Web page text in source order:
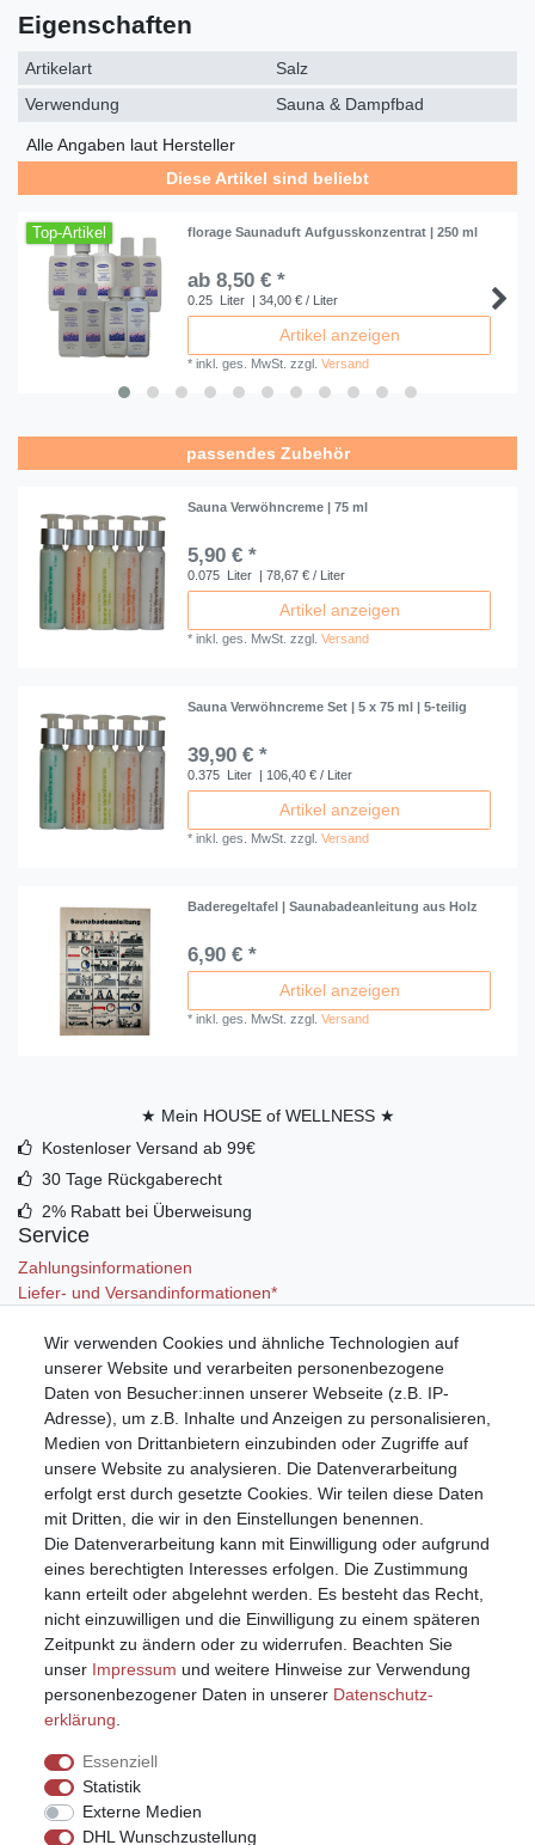
Eigenschaften
Artikelart
Salz
Verwendung
Sauna & Dampfbad
Alle Angaben laut Hersteller
Diese Artikel sind beliebt
Top-Artikel florage Saunaduft Aufgusskonzentrat | 250 ml
ab 8,50 € *
0.25 Liter | 34,00 € / Liter
Artikel anzeigen
*inkl. ges. MwSt. zzgl.Versand
passendes Zubehör
Sauna Verwöhncreme | 75 ml
5,90 € *
0.075 Liter | 78,67 € / Liter
Artikel anzeigen
*inkl. ges. MwSt. zzgl.Versand
Sauna Verwöhncreme Set | 5 x 75 ml | 5-teilig
39,90 € *
0.375 Liter | 106,40 € / Liter
Artikel anzeigen
*inkl. ges. MwSt. zzgl.Versand
Baderegeltafel | Saunabadeanleitung aus Holz
6,90 € *
Artikel anzeigen
*inkl. ges. MwSt. zzgl.Versand
★ Mein HOUSE of WELLNESS ★
Kostenloser Versand ab 99€
30 Tage Rückgaberecht
2% Rabatt bei Überweisung
Service
Zahlungsinformationen
Liefer- und Versandinformationen*
Mein Konto
Registrieren
Anmelden (Login)
Warenkorb
Wir verwenden Cookies und ähnliche Technologien auf
unserer Website und verarbeiten personenbezogene
Daten von Besucher:innen unserer Webseite (z.B. IP-
Adresse), um z.B. Inhalte und Anzeigen zu personalisieren,
Medien von Drittanbietern einzubinden oder Zugriffe auf
unsere Website zu analysieren. Die Datenverarbeitung
erfolgt erst durch gesetzte Cookies. Wir teilen diese Daten
mit Dritten, die wir in den Einstellungen benennen.
Die Datenverarbeitung kann mit Einwilligung oder aufgrund
eines berechtigten Interesses erfolgen. Die Zustimmung
kann erteilt oder abgelehnt werden. Es besteht das Recht,
nicht einzuwilligen und die Einwilligung zu einem späteren
Zeitpunkt zu ändern oder zu widerrufen. Beachten Sie
unser Impressum und weitere Hinweise zur Verwendung
personenbezogener Daten in unserer Daten­schutz­
erklärung
Essenziell
Statistik
Externe Medien
DHL Wunschzustellung